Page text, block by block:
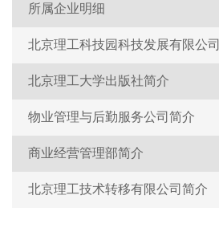
所属企业明细
北京理工科技园科技发展有限公
北京理工大学出版社简介
物业管理与后勤服务公司简介
商业经营管理部简介
北京理工技术转移有限公司简介